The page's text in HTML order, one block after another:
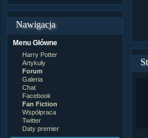
Nawigacja
Menu Główne
Harry Potter
Artykuły
Forum
Galeria
Chat
Facebook
Fan Fiction
Współpraca
Twitter
Daty premier